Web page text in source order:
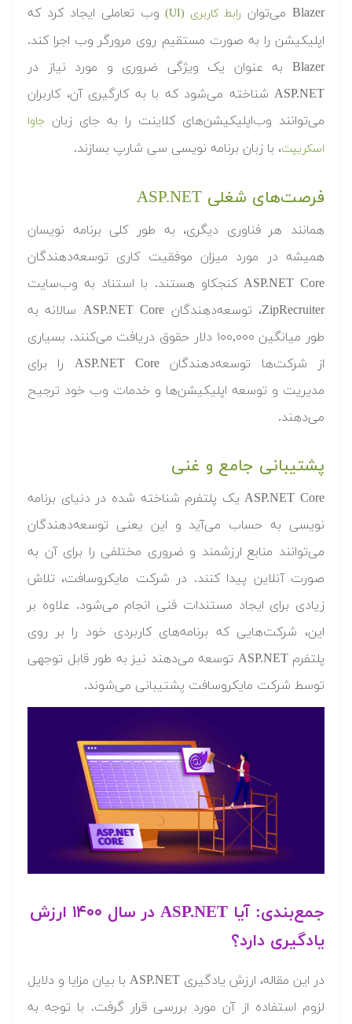
Blazer می‌توان رابط کاربری (UI)
وب تعاملی ایجاد کرد که
اپلیکیشن را به صورت مستقیم روی مرورگر وب اجرا کند.
Blazer به عنوان یک ویژگی ضروری و مورد نیاز در
ASP.NET شناخته می‌شود که با به کارگیری آن، کاربران
می‌توانند وب‌اپلیکیشن‌های کلاینت را به جای زبان جاوا
اسکریپت، با زبان برنامه نویسی سی شارپ بسازند.
فرصت‌های شغلی ASP.NET
همانند هر فناوری دیگری، به طور کلی برنامه نویسان
همیشه در مورد میزان موفقیت کاری توسعه‌دهندگان
ASP.NET Core کنجکاو هستند. با استناد به وب‌سایت
ZipRecruiter، توسعه‌دهندگان ASP.NET Core سالانه به
طور میانگین ۱۰۰,۰۰۰ دلار حقوق دریافت می‌کنند. بسیاری
از شرکت‌ها توسعه‌دهندگان ASP.NET Core را برای
مدیریت و توسعه اپلیکیشن‌ها و خدمات وب خود ترجیح
می‌دهند.
پشتیبانی جامع و غنی
ASP.NET Core یک پلتفرم شناخته شده در دنیای برنامه
نویسی به حساب می‌آید و این یعنی توسعه‌دهندگان
می‌توانند منابع ارزشمند و ضروری مختلفی را برای آن به
صورت آنلاین پیدا کنند. در شرکت مایکروسافت، تلاش
زیادی برای ایجاد مستندات فنی انجام می‌‌شود. علاوه بر
این، شرکت‌هایی که برنامه‌های کاربردی خود را بر روی
پلتفرم ASP.NET توسعه می‌دهند نیز به طور قابل توجهی
توسط شرکت مایکروسافت پشتیبانی می‌شوند.
جمع‌بندی: آیا ASP.NET در سال ۱۴۰۰ ارزش
یادگیری دارد؟
در این مقاله، ارزش یادگیری ASP.NET با بیان مزایا و دلایل
لزوم استفاده از آن مورد بررسی قرار گرفت. با توجه به